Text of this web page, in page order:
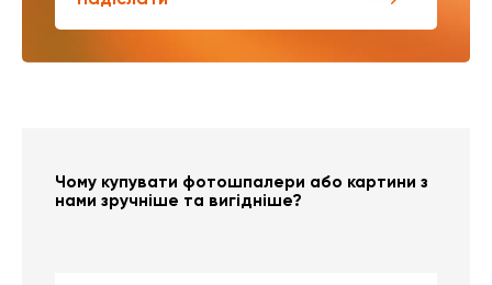
Чому купувати фотошпалери або картини з
нами зручніше та вигідніше?